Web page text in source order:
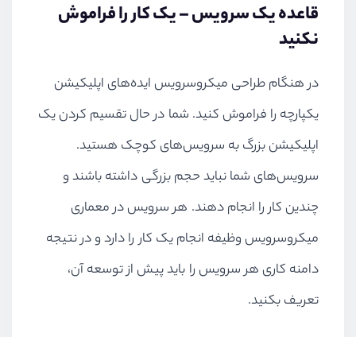
قاعده یک سرویس – یک کار را فراموش
نکنید
در هنگام طراحی میکروسرویس ایده‌های اپلیکیشن
یکپارچه را فراموش کنید. شما در حال تقسیم کردن یک
اپلیکیشن بزرگ به سرویس‌های کوچک هستید.
سرویس‌های شما نباید حجم بزرگی داشته باشند و
چندین کار را انجام دهند. هر سرویس در معماری
میکروسرویس وظیفه انجام یک کار را دارد و در نتیجه
دامنه کاری هر سرویس را باید پیش از توسعه آن،
تعریف بکنید.